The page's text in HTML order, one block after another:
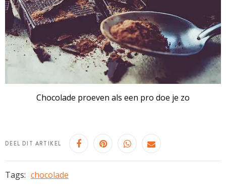
Chocolade proeven als een pro doe je zo
DEEL DIT ARTIKEL
Tags: chocolade